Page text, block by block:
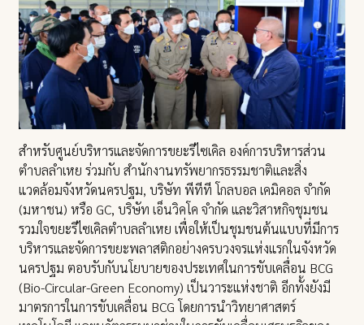
สำหรับศูนย์บริหารและจัดการขยะรีไซเคิล องค์การบริหารส่วน
ตำบลลำเหย ร่วมกับ สำนักงานทรัพยากรธรรมชาติและสิ่ง
แวดล้อมจังหวัดนครปฐม, บริษัท พีทีที โกลบอล เคมิคอล จำกัด
(มหาชน) หรือ GC, บริษัท เอ็นวิคโค จำกัด และวิสาหกิจชุมชน
รวมใจขยะรีไซเคิลตำบลลำเหย เพื่อให้เป็นชุมชนต้นแบบที่มีการ
บริหารและจัดการขยะพลาสติกอย่างครบวงจรแห่งแรกในจังหวัด
นครปฐม ตอบรับกับนโยบายของประเทศในการขับเคลื่อน BCG
(Bio-Circular-Green Economy) เป็นวาระแห่งชาติ อีกทั้งยังมี
มาตรการในการขับเคลื่อน BCG โดยการนำวิทยาศาสตร์